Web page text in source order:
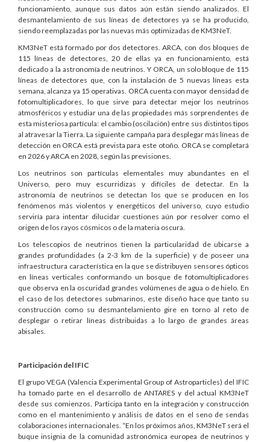
funcionamiento, aunque sus datos aún están siendo analizados. El
desmantelamiento de sus líneas de detectores ya se ha producido,
siendo reemplazadas por las nuevas más optimizadas de KM3NeT.
KM3NeT está formado por dos detectores. ARCA, con dos bloques de
115 líneas de detectores, 20 de ellas ya en funcionamiento, está
dedicado a la astronomía de neutrinos. Y ORCA, un solo bloque de 115
líneas de detectores que, con la instalación de 5 nuevas líneas esta
semana, alcanza ya 15 operativas. ORCA cuenta con mayor densidad de
fotomultiplicadores, lo que sirve para detectar mejor los neutrinos
atmosféricos y estudiar una de las propiedades más sorprendentes de
esta misteriosa partícula: el cambio (oscilación) entre sus distintos tipos
al atravesar la Tierra. La siguiente campaña para desplegar más líneas de
detección en ORCA está prevista para este otoño. ORCA se completará
en 2026 y ARCA en 2028, según las previsiones.
Los neutrinos son partículas elementales muy abundantes en el
Universo, pero muy escurridizas y difíciles de detectar. En la
astronomía de neutrinos se detectan los que se producen en los
fenómenos más violentos y energéticos del universo, cuyo estudio
serviría para intentar dilucidar cuestiones aún por resolver como el
origen de los rayos cósmicos o de la materia oscura.
Los telescopios de neutrinos tienen la particularidad de ubicarse a
grandes profundidades (a 2-3 km de la superficie) y de poseer una
infraestructura característica en la que se distribuyen sensores ópticos
en líneas verticales conformando un bosque de fotomultiplicadores
que observa en la oscuridad grandes volúmenes de agua o de hielo. En
el caso de los detectores submarinos, este diseño hace que tanto su
construcción como su desmantelamiento gire en torno al reto de
desplegar o retirar líneas distribuidas a lo largo de grandes áreas
abisales.
Participación del IFIC
El grupo VEGA (Valencia Experimental Group of Astroparticles) del IFIC
ha tomado parte en el desarrollo de ANTARES y del actual KM3NeT
desde sus comienzos. Participa tanto en la integración y construcción
como en el mantenimiento y análisis de datos en el seno de sendas
colaboraciones internacionales. “En los próximos años, KM3NeT será el
buque insignia de la comunidad astronómica europea de neutrinos y